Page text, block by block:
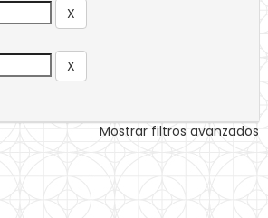
Mostrar filtros avanzados